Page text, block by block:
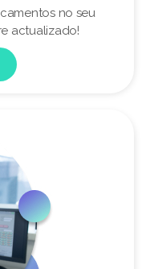
no seu
actualizado!